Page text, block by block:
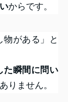
からです。
がある」と
た瞬間に問い
りません。